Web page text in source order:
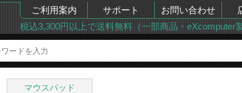
ご利用案内 サポート お問い合わせ
税込3,300円以上で送料無料（一部商品・eXcomputer
マウスパッド